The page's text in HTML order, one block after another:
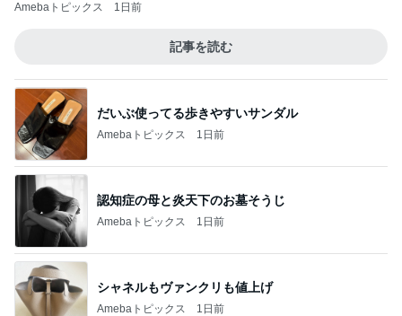
Amebaトピックス 1日前
記事を読む
だいぶ使ってる歩きやすいサンダル
Amebaトピックス 1日前
認知症の母と炎天下のお墓そうじ
Amebaトピックス 1日前
シャネルもヴァンクリも値上げ
Amebaトピックス 1日前